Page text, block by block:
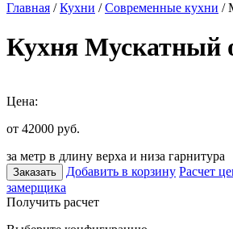
Главная /Кухни /Современные кухни /
Кухня Мускатный
Цена:
от 42000 руб.
за метр в длину верха и низа гарнитура
Заказать Добавить в корзину Расчет
замерщика
Получить расчет